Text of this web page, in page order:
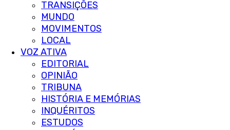
TRANSIÇÕES
MUNDO
MOVIMENTOS
LOCAL
VOZ ATIVA
EDITORIAL
OPINIÃO
TRIBUNA
HISTÓRIA E MEMÓRIAS
INQUÉRITOS
ESTUDOS